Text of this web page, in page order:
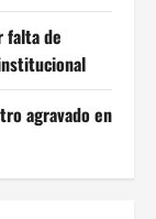
falta de
agravado en